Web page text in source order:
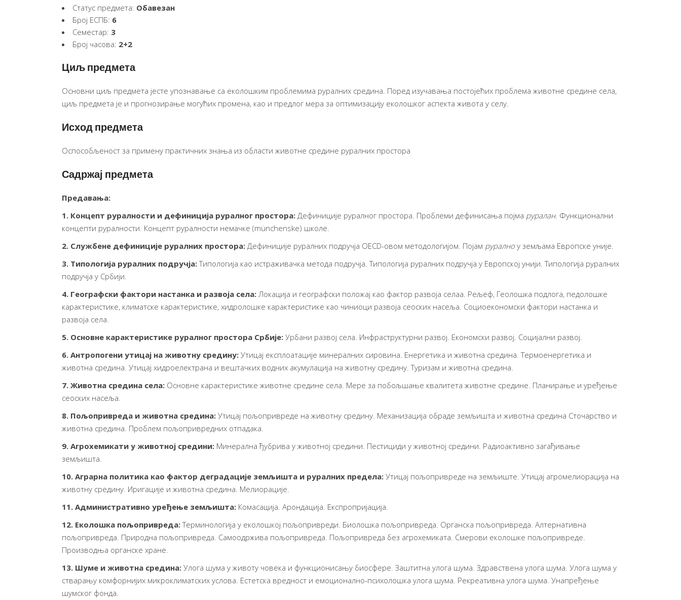
Статус предмета: Обавезан
Број ЕСПБ: 6
Семестар: 3
Број часова: 2+2
Циљ предмета
Основни циљ предмета јесте упознавање са еколошким проблемима руралних средина. Поред изучавања постојећих проблема животне средине села,
циљ предмета је и прогнозирање могућих промена, као и предлог мера за оптимизацију еколошког аспекта живота у селу.
Исход предмета
Оспособљеност за примену практичних знања из области животне средине руралних простора
Садржај предмета
Предавања:
1. Концепт руралности и дефиниција руралног простора: Дефиниције руралног простора. Проблеми дефинисања појма руралан. Функционални
концепти руралности. Концепт руралности немачке (münchenske) школе.
2. Службене дефиниције руралних простора: Дефиниције руралних подручја OECD-овом методологијом. Појам рурално у земљама Европске уније.
3. Типологија руралних подручја: Типологија као истраживачка метода подручја. Типологија руралних подручја у Европској унији. Типологија руралних
подручја у Србији.
4. Географски фактори настанка и развоја села: Локација и географски положај као фактор развоја селаа. Рељеф, Геолошка подлога, педолошке
карактеристике, климатске карактеристике, хидролошке карактеристике као чиниоци развоја сеоских насеља. Социоекономски фактори настанка и
развоја села.
5. Основне карактеристике руралног простора Србије: Урбани развој села. Инфраструктурни развој. Економски развој. Социјални развој.
6. Антропогени утицај на животну средину: Утицај експлоатације минералних сировина. Енергетика и животна средина. Термоенергетика и
животна средина. Утицај хидроелектрана и вештачких водних акумулација на животну средину. Туризам и животна средина.
7. Животна средина села: Основне карактеристике животне средине села. Мере за побољшање квалитета животне средине. Планирање и уређење
сеоских насеља.
8. Пољопривреда и животна средина: Утицај пољопривреде на животну средину. Механизација обраде земљишта и животна средина Сточарство и
животна средина. Проблем пољопривредних отпадака.
9. Агрохемикати у животној средини: Минерална ђубрива у животној средини. Пестициди у животној средини. Радиоактивно загађивање
земљишта.
10. Аграрна политика као фактор деградације земљишта и руралних предела: Утицај пољопривреде на земљиште. Утицај агромелиорација на
животну средину. Иригације и животна средина. Мелиорације.
11. Административно уређење земљишта: Комасација. Арондација. Експропријација.
12. Еколошка пољопривреда:Терминологија у еколошкој пољопривреди. Биолошка пољопривреда. Органска пољопривреда. Алтернативна
пољопривреда. Природна пољопривреда. Самоодржива пољопривреда. Пољопривреда без агрохемиката. Смерови еколошке пољопривреде.
Производња органске хране.
13. Шуме и животна средина: Улога шума у животу човека и функционисању биосфере. Заштитна улога шума. Здравствена улога шума. Улога шума у
стварању комфорнијих микроклиматских услова. Естетска вредност и емоционално-психолошка улога шума. Рекреативна улога шума. Унапређење
шумског фонда.